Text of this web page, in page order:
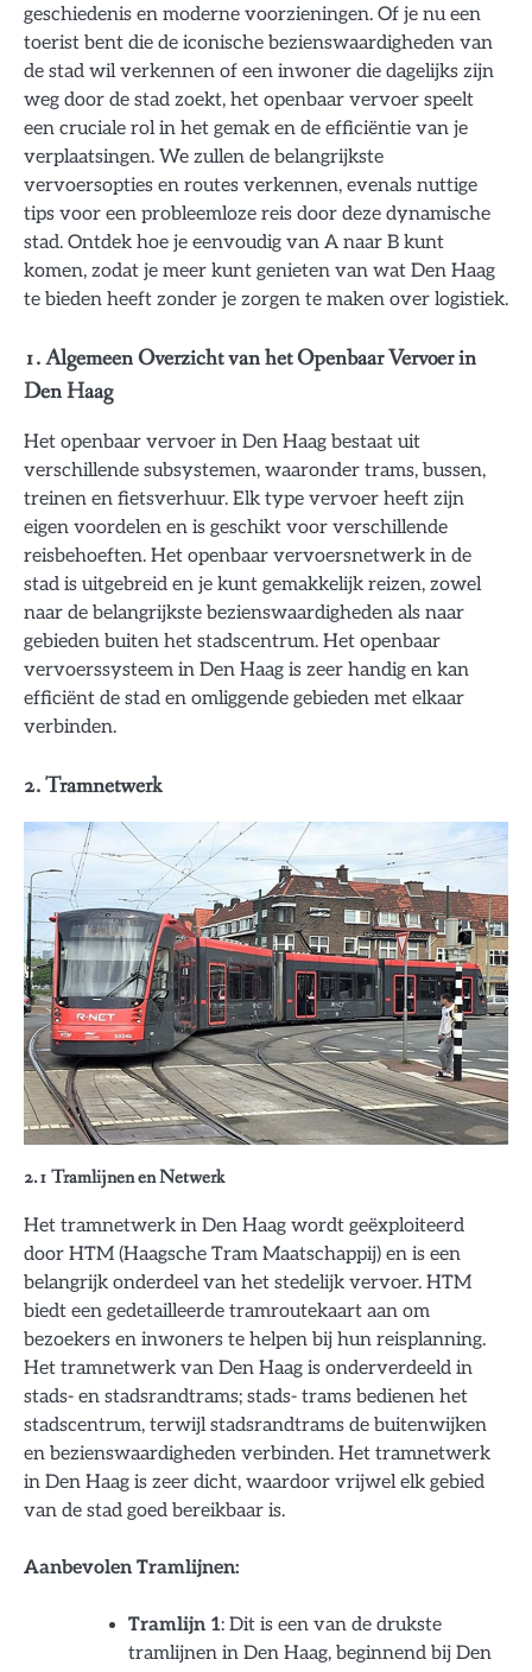
geschiedenis en moderne voorzieningen. Of je nu een
toerist bent die de iconische bezienswaardigheden van
de stad wil verkennen of een inwoner die dagelijks zijn
weg door de stad zoekt, het openbaar vervoer speelt
een cruciale rol in het gemak en de efficiëntie van je
verplaatsingen. We zullen de belangrijkste
vervoersopties en routes verkennen, evenals nuttige
tips voor een probleemloze reis door deze dynamische
stad. Ontdek hoe je eenvoudig van A naar B kunt
komen, zodat je meer kunt genieten van wat Den Haag
te bieden heeft zonder je zorgen te maken over logistiek.
1. Algemeen Overzicht van het Openbaar Vervoer in
Den Haag
Het openbaar vervoer in Den Haag bestaat uit
verschillende subsystemen, waaronder trams, bussen,
treinen en fietsverhuur. Elk type vervoer heeft zijn
eigen voordelen en is geschikt voor verschillende
reisbehoeften. Het openbaar vervoersnetwerk in de
stad is uitgebreid en je kunt gemakkelijk reizen, zowel
naar de belangrijkste bezienswaardigheden als naar
gebieden buiten het stadscentrum. Het openbaar
vervoerssysteem in Den Haag is zeer handig en kan
efficiënt de stad en omliggende gebieden met elkaar
verbinden.
2. Tramnetwerk
2.1 Tramlijnen en Netwerk
Het tramnetwerk in Den Haag wordt geëxploiteerd
door HTM (Haagsche Tram Maatschappij) en is een
belangrijk onderdeel van het stedelijk vervoer. HTM
biedt een gedetailleerde tramroutekaart aan om
bezoekers en inwoners te helpen bij hun reisplanning.
Het tramnetwerk van Den Haag is onderverdeeld in
stads- en stadsrandtrams; stads- trams bedienen het
stadscentrum, terwijl stadsrandtrams de buitenwijken
en bezienswaardigheden verbinden. Het tramnetwerk
in Den Haag is zeer dicht, waardoor vrijwel elk gebied
van de stad goed bereikbaar is.
Aanbevolen Tramlijnen:
Tramlijn 1: Dit is een van de drukste
tramlijnen in Den Haag, beginnend bij Den